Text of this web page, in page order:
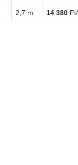
2,7 m 14 380